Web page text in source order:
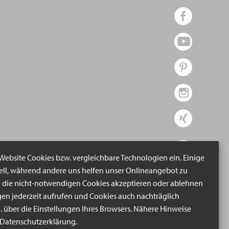
Cookies bzw. vergleichbare Technologien ein. Einige
während andere uns helfen unser Onlineangebot zu
die nicht-notwendigen Cookies akzeptieren oder ablehnen
jederzeit aufrufen und Cookies auch nachträglich
über die Einstellungen Ihres Browsers. Nähere Hinweise